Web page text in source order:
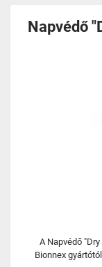
Napvédő
A Napvédő
Bionnex